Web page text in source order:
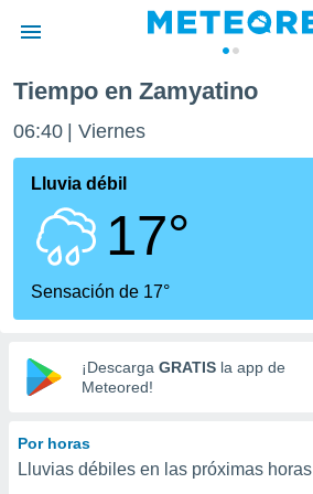
de
ha sido
para
que se
calidad.
a este
las
y
digital
basada
Tiempo en Zamyatino
06:40 Viernes
Lluvia débil
17°
Sensación de 17°
¡Descarga GRATIS la app de
Meteored!
Por horas
Lluvias débiles en las próximas horas